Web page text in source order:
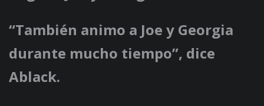
“También animo a Joe y Georgia
durante mucho tiempo”, dice
Ablack.